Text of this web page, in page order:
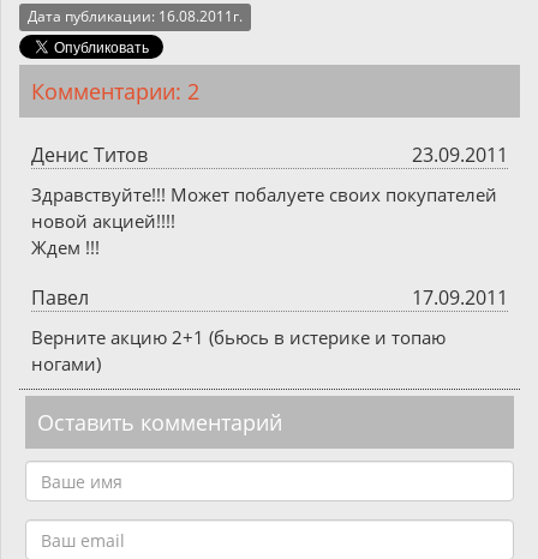
Дата публикации: 16.08.2011г.
Комментарии: 2
Денис Титов 23.09.2011
Здравствуйте!!! Может побалуете своих покупателей
новой акцией!!!!
Ждем !!!
Павел 17.09.2011
Верните акцию 2+1 (бьюсь в истерике и топаю
ногами)
Оставить комментарий